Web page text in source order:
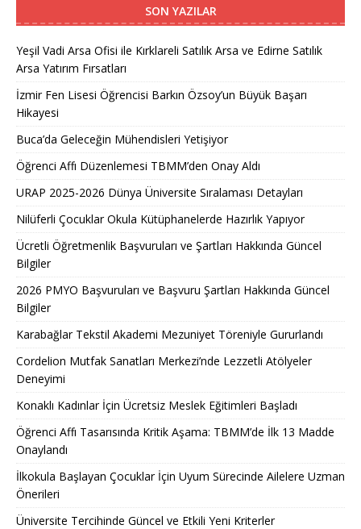
SON YAZILAR
Yeşil Vadi Arsa Ofisi ile Kırklareli Satılık Arsa ve Edirne Satılık
Arsa Yatırım Fırsatları
İzmir Fen Lisesi Öğrencisi Barkın Özsoy’un Büyük Başarı
Hikayesi
Buca’da Geleceğin Mühendisleri Yetişiyor
Öğrenci Affı Düzenlemesi TBMM’den Onay Aldı
URAP 2025-2026 Dünya Üniversite Sıralaması Detayları
Nilüferli Çocuklar Okula Kütüphanelerde Hazırlık Yapıyor
Ücretli Öğretmenlik Başvuruları ve Şartları Hakkında Güncel
Bilgiler
2026 PMYO Başvuruları ve Başvuru Şartları Hakkında Güncel
Bilgiler
Karabağlar Tekstil Akademi Mezuniyet Töreniyle Gururlandı
Cordelion Mutfak Sanatları Merkezi’nde Lezzetli Atölyeler
Deneyimi
Konaklı Kadınlar İçin Ücretsiz Meslek Eğitimleri Başladı
Öğrenci Affı Tasarısında Kritik Aşama: TBMM’de İlk 13 Madde
Onaylandı
İlkokula Başlayan Çocuklar İçin Uyum Sürecinde Ailelere Uzman
Önerileri
Üniversite Tercihinde Güncel ve Etkili Yeni Kriterler